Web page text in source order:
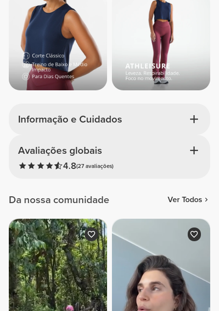
Informação e Cuidados
Avaliações globais
4.8(27 avaliações)
Da nossa comunidade Ver Todos